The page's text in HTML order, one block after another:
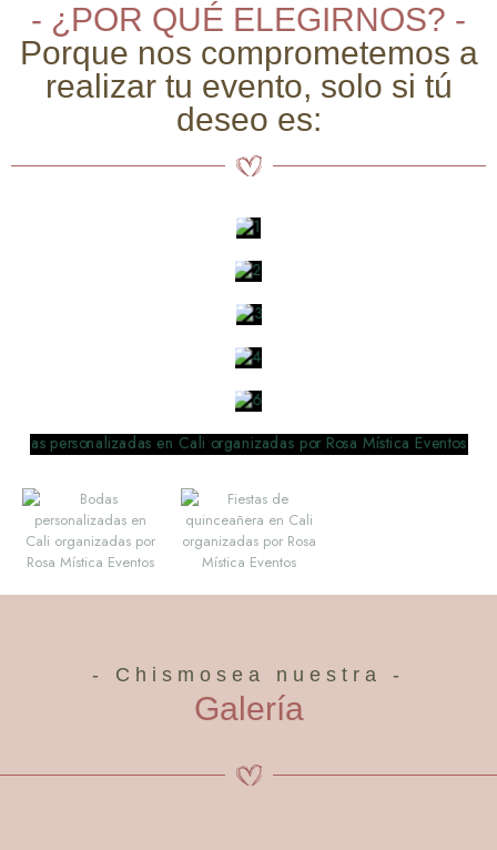
- ¿POR QUÉ ELEGIRNOS? -
Porque nos comprometemos a
realizar tu evento, solo si tú
deseo es:
- Chismosea nuestra -
Galería